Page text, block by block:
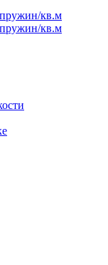
кв.м
кв.м